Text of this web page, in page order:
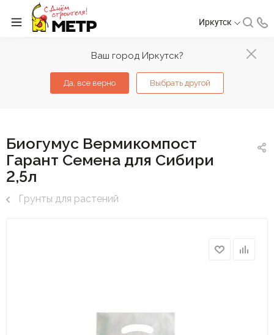
Ваш город Иркутск?
Да, все верно Выбрать другой
Иркутск
Биогумус Вермикомпост
Гарант Семена для Сибири
2,5л
Грунты для растений